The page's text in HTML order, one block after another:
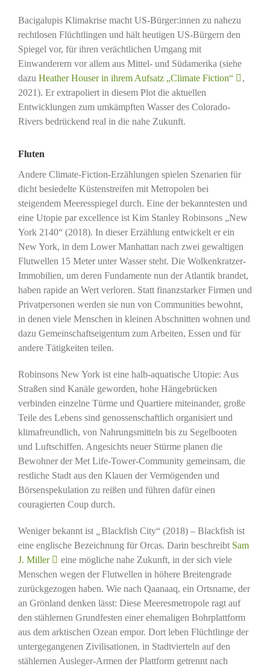
Bacigalupis Klimakrise macht US-Bürger:innen zu nahezu
rechtlosen Flüchtlingen und hält heutigen US-Bürgern den
Spiegel vor, für ihren verächtlichen Umgang mit
Einwanderern vor allem aus Mittel- und Südamerika (siehe
dazu Heather Houser in ihrem Aufsatz „Climate Fiction“
,
2021). Er extrapoliert in diesem Plot die aktuellen
Entwicklungen zum umkämpften Wasser des Colorado-
Rivers bedrückend real in die nahe Zukunft.
Fluten
Andere Climate-Fiction-Erzählungen spielen Szenarien für
dicht besiedelte Küstenstreifen mit Metropolen bei
steigendem Meeresspiegel durch. Eine der bekanntesten und
eine Utopie par excellence ist Kim Stanley Robinsons „New
York 2140“ (2018). In dieser Erzählung entwickelt er ein
New York, in dem Lower Manhattan nach zwei gewaltigen
Flutwellen 15 Meter unter Wasser steht. Die Wolkenkratzer-
Immobilien, um deren Fundamente nun der Atlantik brandet,
haben rapide an Wert verloren. Statt finanzstarker Firmen und
Privatpersonen werden sie nun von Communities bewohnt,
in denen viele Menschen in kleinen Abschnitten wohnen und
dazu Gemeinschaftseigentum zum Arbeiten, Essen und für
andere Tätigkeiten teilen.
Robinsons New York ist eine halb-aquatische Utopie: Aus
Straßen sind Kanäle geworden, hohe Hängebrücken
verbinden einzelne Türme und Quartiere miteinander, große
Teile des Lebens sind genossenschaftlich organisiert und
klimafreundlich, von Nahrungsmitteln bis zu Segelbooten
und Luftschiffen. Angesichts neuer Stürme planen die
Bewohner der Met Life-Tower-Community gemeinsam, die
restliche Stadt aus den Klauen der Vermögenden und
Börsenspekulation zu reißen und führen dafür einen
couragierten Coup durch.
Weniger bekannt ist
Blackfish City“ (2018) – Blackfish ist
eine englische Bezeichnung für Orcas. Darin beschreibt Sam
J. Miller
eine mögliche nahe Zukunft, in der sich viele
Menschen wegen der Flutwellen in höhere Breitengrade
zurückgezogen haben. Wie nach Qaanaaq, ein Ortsname, der
an Grönland denken lässt: Diese Meeresmetropole ragt auf
den stählernen Grundfesten einer ehemaligen Bohrplattform
aus dem arktischen Ozean empor. Dort leben Flüchtlinge der
untergegangenen Zivilisationen, in Stadtvierteln auf den
stählernen Ausleger-Armen der Plattform getrennt nach